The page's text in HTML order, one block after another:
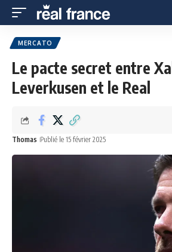
MERCATO
Le pacte secret entre
Leverkusen et le Real
Thomas Publié le 15 février 2025